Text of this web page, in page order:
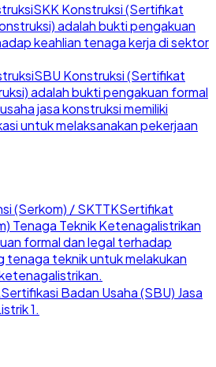
SKK Konstruksi (Sertifikat
adalah bukti pengakuan
keahlian tenaga kerja di sektor
SBU Konstruksi (Sertifikat
adalah bukti pengakuan formal
jasa konstruksi memiliki
untuk melaksanakan pekerjaan
(Serkom) / SKTTKSertifikat
Tenaga Teknik Ketenagalistrikan
formal dan legal terhadap
tenaga teknik untuk melakukan
Sertifikasi Badan Usaha (SBU) Jasa
1.